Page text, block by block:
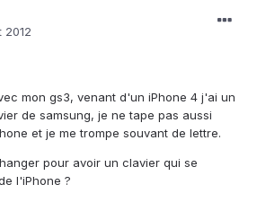
2012
mon gs3, venant d'un iPhone 4 j'ai un
de samsung, je ne tape pas aussi
et je me trompe souvant de lettre.
pour avoir un clavier qui se
l'iPhone ?